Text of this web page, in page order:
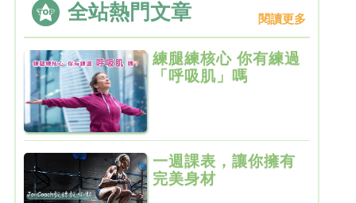
全站熱門文章 閱讀更多
練腿練核心 你有練過
「呼吸肌」嗎
一週課表，讓你擁有
完美身材